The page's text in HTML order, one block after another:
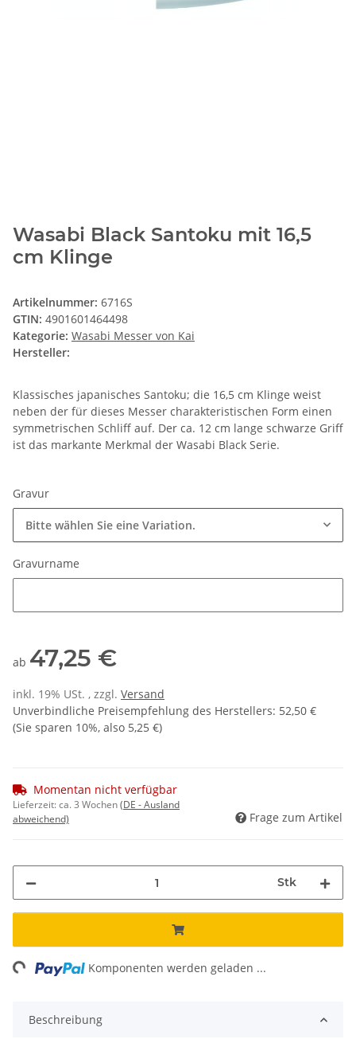
Wasabi Black Santoku mit 16,5
cm Klinge
Artikelnummer: 6716S
GTIN: 4901601464498
Kategorie: Wasabi Messer von Kai
Hersteller:
Klassisches japanisches Santoku; die 16,5 cm Klinge weist
neben der für dieses Messer charakteristischen Form einen
symmetrischen Schliff auf. Der ca. 12 cm lange schwarze Griff
ist das markante Merkmal der Wasabi Black Serie.
Gravur
Bitte wählen Sie eine Variation.
Gravurname
ab 47,25 €
inkl. 19% USt. , zzgl. Versand
Unverbindliche Preisempfehlung des Herstellers: 52,50 €
(Sie sparen 10%, also 5,25 €)
Momentan nicht verfügbar
Lieferzeit:ca. 3 Wochen(DE - Ausland
abweichend)
Frage zum Artikel
Stk
Komponenten werden geladen ...
Beschreibung